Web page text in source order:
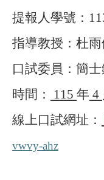
提報人學號：
指導教授：杜雨
口試委員 ： 簡
時間：
115 年 4
線上口試網址：
vwvy-ahz